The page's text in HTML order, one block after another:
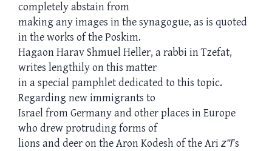
completely abstain from
making any images in the synagogue, as is quoted
in the works of the Poskim.
Hagaon Harav Shmuel Heller, a rabbi in Tzefat,
writes lengthily on this matter
in a special pamphlet dedicated to this topic.
Regarding new immigrants to
Israel from Germany and other places in Europe
who drew protruding forms of
lions and deer on the Aron Kodesh of the Ari z”l’s